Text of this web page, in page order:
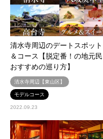
清水寺周辺のデートスポット
＆コース【脱定番！の地元民
おすすめの巡り方】
清水寺周辺【東山区】
モデルコース
2022.09.23